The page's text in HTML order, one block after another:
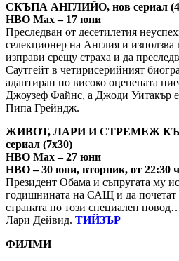
СКЪПА АНГЛИЙО, нов сериал
HBO Max – 17 юни
Преследван от десетилетия
селекционер на Англия и използва
изправи срещу страха и да
Саутгейт в четирисерийният
адаптиран по високо оценената
Джоузеф Файнс, а Джоди Уитакър е
Пипа Грейндж.
ЖИВОТ, ЛАРИ И СТРЕМЕЖ
сериал (7х30)
HBO Max – 27 юни
HBO – 30 юни, вторник, от 22:30
Президент Обама и съпругата му
годишнината на САЩ и да почетат
страната по този специален
Лари Дейвид. ТИЙЗЪР
ФИЛМИ